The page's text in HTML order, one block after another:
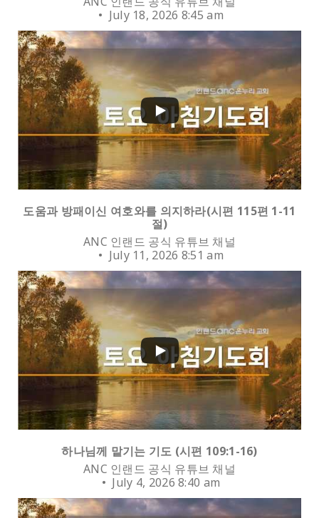
July 18, 2026 8:45 am
0
도움과 방패이신 여호와를 의지하라(시편 115편 1-11
절)
ANC 인랜드 공식 유튜브 채널
July 11, 2026 8:51 am
0
하나님께 맡기는 기도 (시편 109:1-16)
ANC 인랜드 공식 유튜브 채널
July 4, 2026 8:40 am